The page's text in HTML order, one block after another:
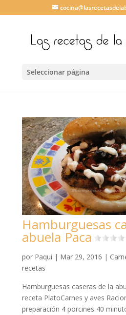
Seleccionar página
Hamburguesas
abuela Paca
por Paqui | Mar 29, 2016 |
recetas
Hamburguesas caseras de la
receta PlatoCarnes y aves
preparación 4 porcines 40